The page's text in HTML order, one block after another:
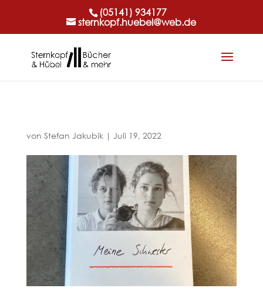
(05141) 934177
sternkopf.huebel@web.de
von Stefan Jakubik| Juli 19, 2022